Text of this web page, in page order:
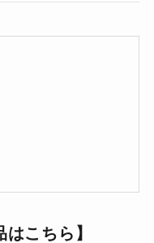
はこちら 】